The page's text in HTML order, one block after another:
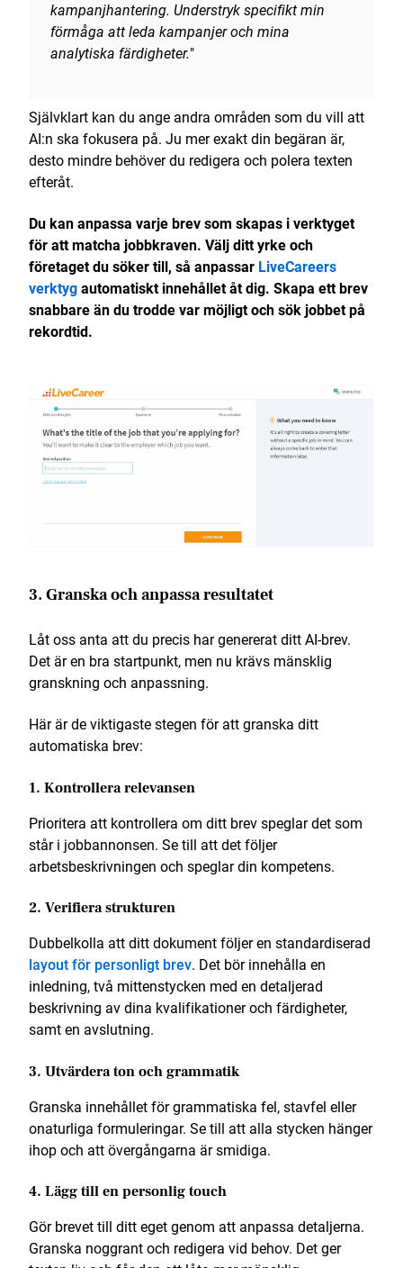
kampanjhantering. Understryk specifikt min
förmåga att leda kampanjer och mina
analytiska färdigheter."
Självklart kan du ange andra områden som du vill att
AI:n ska fokusera på. Ju mer exakt din begäran är,
desto mindre behöver du redigera och polera texten
efteråt.
Du kan anpassa varje brev som skapas i verktyget
för att matcha jobbkraven. Välj ditt yrke och
företaget du söker till, så anpassar LiveCareers
verktygautomatiskt innehållet åt dig. Skapa ett brev
snabbare än du trodde var möjligt och sök jobbet på
rekordtid.
3. Granska och anpassa resultatet
Låt oss anta att du precis har genererat ditt AI-brev.
Det är en bra startpunkt, men nu krävs mänsklig
granskning och anpassning.
Här är de viktigaste stegen för att granska ditt
automatiska brev:
1. Kontrollera relevansen
Prioritera att kontrollera om ditt brev speglar det som
står i jobbannonsen. Se till att det följer
arbetsbeskrivningen och speglar din kompetens.
2. Verifiera strukturen
Dubbelkolla att ditt dokument följer en standardiserad
layout för personligt brev. Det bör innehålla en
inledning, två mittenstycken med en detaljerad
beskrivning av dina kvalifikationer och färdigheter,
samt en avslutning.
3. Utvärdera ton och grammatik
Granska innehållet för grammatiska fel, stavfel eller
onaturliga formuleringar. Se till att alla stycken hänger
ihop och att övergångarna är smidiga.
4. Lägg till en personlig touch
Gör brevet till ditt eget genom att anpassa detaljerna.
Granska noggrant och redigera vid behov. Det ger